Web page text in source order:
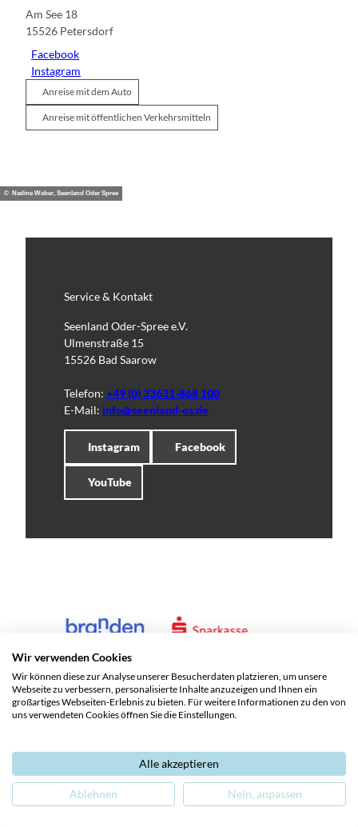
Am See 18
15526 Petersdorf
Facebook
Instagram
Anreise mit dem Auto
Anreise mit öffentlichen Verkehrsmitteln
© Nadine Weber, Seenland Oder Spree
Service & Kontakt
Seenland Oder-Spree e.V.
Ulmenstraße 15
15526 Bad Saarow
Telefon: +49 (0) 33631-868 100
E-Mail: info@seenland-os.de
Instagram Facebook
YouTube
Service und Kontakte
Datenschutz
Barrierefreiheit
Leichte Sprache
Wir verwenden Cookies
Wir können diese zur Analyse unserer Besucherdaten platzieren, um unsere
Webseite zu verbessern, personalisierte Inhalte anzuzeigen und Ihnen ein
großartiges Webseiten-Erlebnis zu bieten. Für weitere Informationen zu den von
uns verwendeten Cookies öffnen Sie die Einstellungen.
Alle akzeptieren
Ablehnen Nein, anpassen